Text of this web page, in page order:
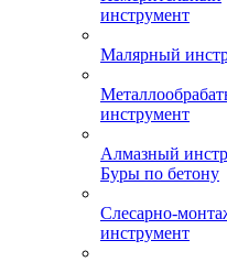
инструмент
Малярный
инструмент
Алмазный
Буры по бетону
Слесарно-
инструмент